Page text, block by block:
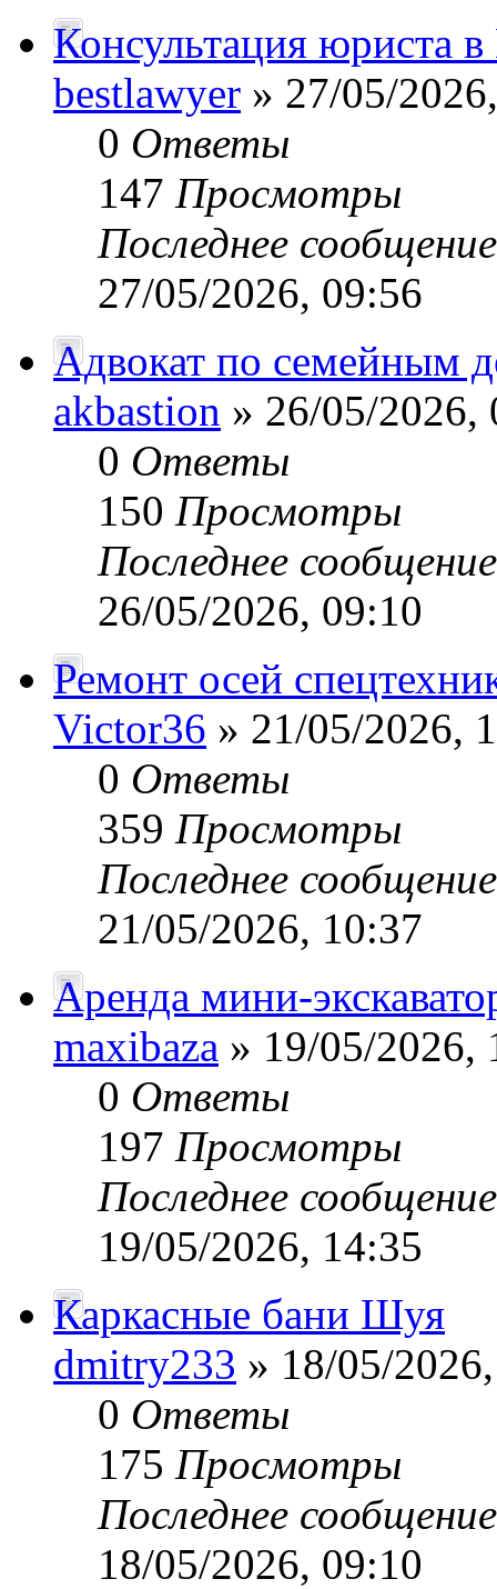
Консультация юриста в
bestlawyer » 27/05/
0 Ответы
147 Просмотры
Последнее
27/05/2026, 09:56
Адвокат по семейным
akbastion » 26/05/2026,
0 Ответы
150 Просмотры
Последнее
26/05/2026, 09:10
Ремонт осей
Victor36 » 21/05/2026,
0 Ответы
359 Просмотры
Последнее
21/05/2026, 10:37
Аренда мини-
maxibaza » 19/05/2026,
0 Ответы
197 Просмотры
Последнее
19/05/2026, 14:35
Каркасные бани Шуя
dmitry233 » 18/05/
0 Ответы
175 Просмотры
Последнее
18/05/2026, 09:10